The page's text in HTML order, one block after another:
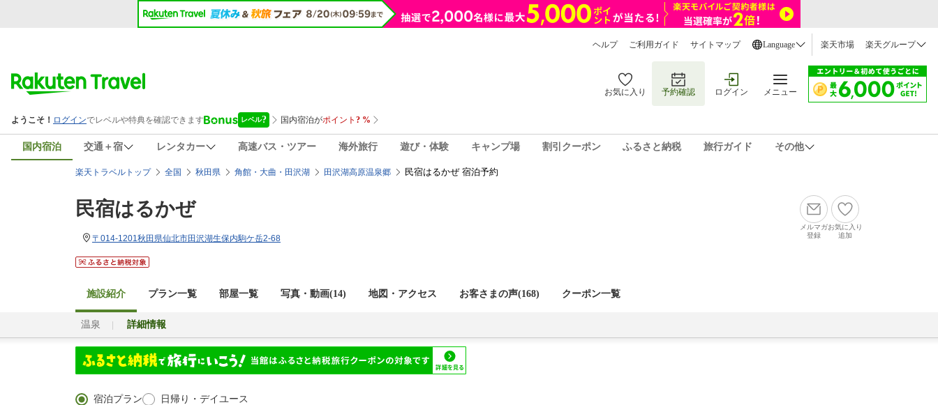
ヘルプ ご利用ガイド サイトマップ Language 楽天市場 楽天グループ
お気に入り 予約確認 ログイン メニュー
国内宿泊 交通＋宿 レンタカー 高速バス・ツアー 海外旅行 遊び・体験 キャンプ場 割引クーポン ふるさと納税 旅行ガイド その他
楽天トラベルトップ 全国 秋田県 角館・大曲・田沢湖 田沢湖高原温泉郷 民宿はるかぜ 宿泊予約
民宿はるかぜ
〒014-1201秋田県仙北市田沢湖生保内駒ケ岳2-68
メルマガ
登録
お気に入り
追加
施設紹介 プラン一覧 部屋一覧 写真・動画(14) 地図・アクセス お客さまの声(168) クーポン一覧
温泉 詳細情報
宿泊プラン 日帰り・デイユース